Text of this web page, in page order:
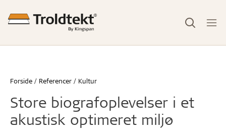
Forside Referencer Kultur
Store biografoplevelser i et
akustisk optimeret miljø